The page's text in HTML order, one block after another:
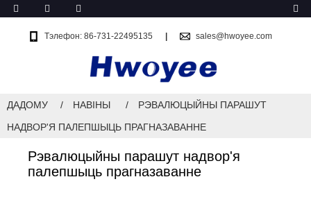
Тэлефон: 86-731-22495135 sales@hwoyee.com
ДАДОМУ НАВІНЫ
РЭВАЛЮЦЫЙНЫ ПАРАШУТ
НАДВОР'Я ПАЛЕПШЫЦЬ ПРАГНАЗАВАННЕ
Рэвалюцыйны парашут надвор'я
палепшыць прагназаванне